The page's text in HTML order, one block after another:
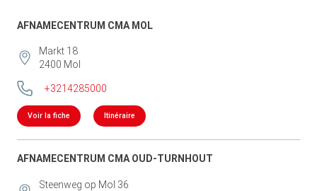
AFNAMECENTRUM CMA MOL
Markt 18
2400 Mol
+3214285000
Voir la fiche Itinéraire
AFNAMECENTRUM CMA OUD-TURNHOUT
Steenweg op Mol 36